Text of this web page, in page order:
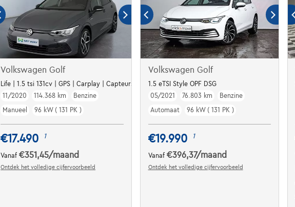
Volkswagen Golf
Life | 1.5 tsi 131cv | GPS | Carplay | Capteurs Av/Ar | Clim auto
11/2020
114.368 km
Benzine
Manueel
96 kW ( 131 PK )
€17.490 1
Vanaf€351,45/maand
Ontdek het volledige cijfervoorbeeld
Volkswagen Golf
1.5 eTSI Style OPF DSG
05/2021
76.803 km
Benzine
Automaat
96 kW ( 131 PK )
€19.990 1
Vanaf €396,37/maand
Ontdek het volledige cijfervoorbeeld